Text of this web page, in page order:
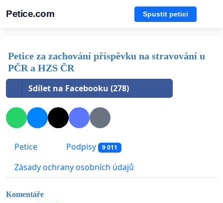
Petice.com Spustit petici
Petice za zachování příspěvku na stravování u
PČR a HZS ČR
Sdílet na Facebooku (278)
Petice Podpisy 9 011
Zásady ochrany osobních údajů
Komentáře